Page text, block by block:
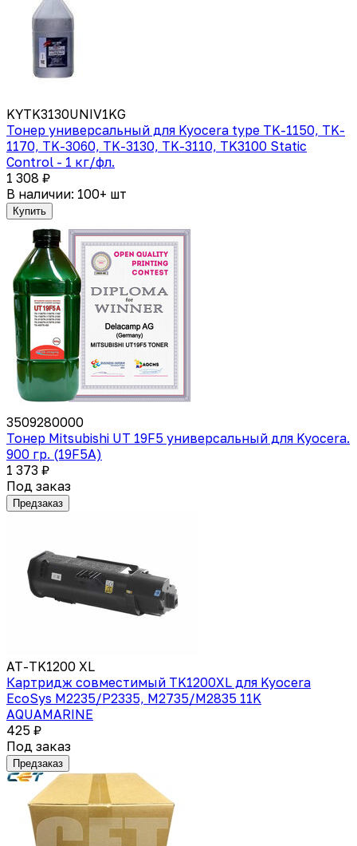
KYTK3130UNIV1KG
Тонер универсальный для Kyocera type TK-1150, TK-
1170, TK-3060, TK-3130, TK-3110, TK3100 Static
Control - 1 кг/фл.
1 308 ₽
В наличии: 100+ шт
Купить
3509280000
Тонер Mitsubishi UT 19F5 универсальный для Kyocera.
900 гр. (19F5A)
1 373 ₽
Под заказ
Предзаказ
AT-TK1200 XL
Картридж совместимый TK1200XL для Kyocera
EcoSys M2235/P2335, M2735/M2835 11K
AQUAMARINE
425 ₽
Под заказ
Предзаказ